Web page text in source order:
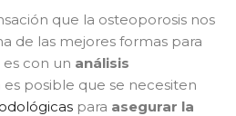
que la osteoporosis nos
de las mejores formas para
con un análisis
es posible que se necesiten
para asegurar la